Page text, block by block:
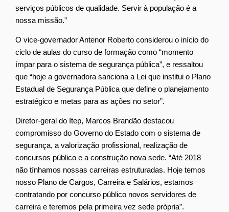
serviços públicos de qualidade. Servir à população é a
nossa missão.”
O vice-governador Antenor Roberto considerou o início do
ciclo de aulas do curso de formação como “momento
ímpar para o sistema de segurança pública”, e ressaltou
que “hoje a governadora sanciona a Lei que institui o Plano
Estadual de Segurança Pública que define o planejamento
estratégico e metas para as ações no setor”.
Diretor-geral do Itep, Marcos Brandão destacou
compromisso do Governo do Estado com o sistema de
segurança, a valorização profissional, realização de
concursos público e a construção nova sede. “Até 2018
não tínhamos nossas carreiras estruturadas. Hoje temos
nosso Plano de Cargos, Carreira e Salários, estamos
contratando por concurso público novos servidores de
carreira e teremos pela primeira vez sede própria”.